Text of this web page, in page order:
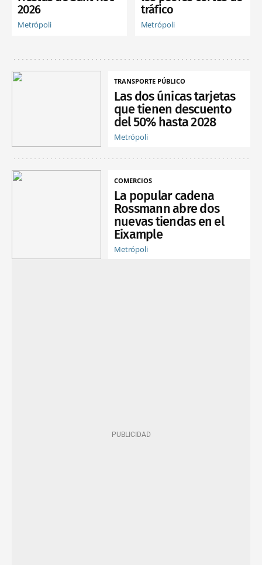
2026
Metrópoli
tráfico
Metrópoli
TRANSPORTE PÚBLICO
Las dos únicas tarjetas
que tienen descuento
del 50% hasta 2028
Metrópoli
COMERCIOS
La popular cadena
Rossmann abre dos
nuevas tiendas en el
Eixample
Metrópoli